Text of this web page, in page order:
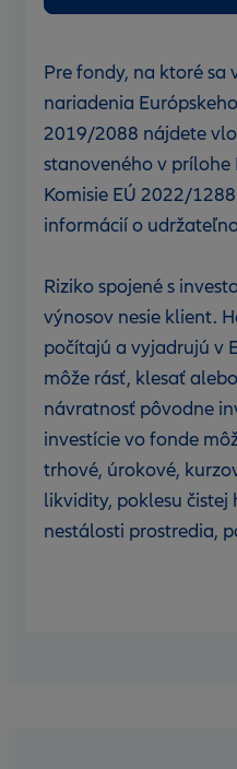
Pre fondy, na ktoré sa
nariadenia
2019/2088 nájdete
stanoveného v
Komisie EÚ 2022/
informácií o
Riziko spojené s
výnosov nesie klient.
počítajú a vyjadrujú v
môže rásť, klesať
návratnosť pôvodne
investície vo fonde
trhové, úrokové,
likvidity, poklesu
nestálosti prostredia,